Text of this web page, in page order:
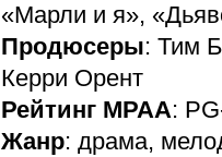
«Марли и я»,
Продюсеры: Тим
Керри Орент
Рейтинг MPAA:
Жанр: драма,